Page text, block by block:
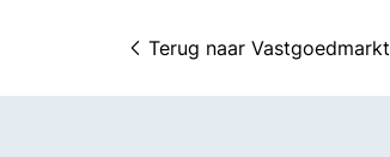
Terug naar Vastgoedmarkt